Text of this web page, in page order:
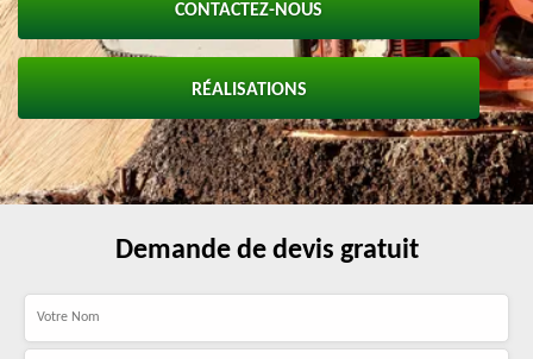
CONTACTEZ-NOUS
RÉALISATIONS
Demande de devis gratuit